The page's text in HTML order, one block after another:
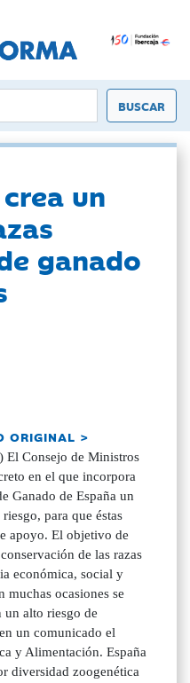
un
ganado
ORIGINAL >
Consejo de Ministros
en el que incorpora
Ganado de España un
para que éstas
apoyo. El objetivo de
de las razas
económica, social y
muchas ocasiones se
un alto riesgo de
un comunicado el
y Alimentación. España
diversidad zoogenética